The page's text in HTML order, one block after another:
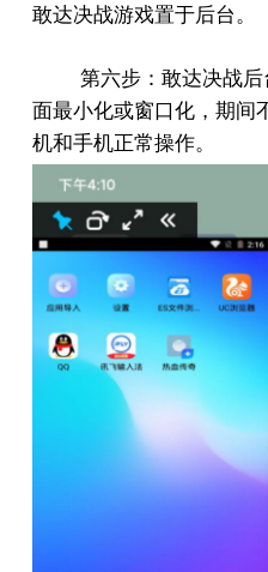
敢达决战游戏置于后台。
第六步：敢达决战
面最小化或窗口化，期间
机和手机正常操作。